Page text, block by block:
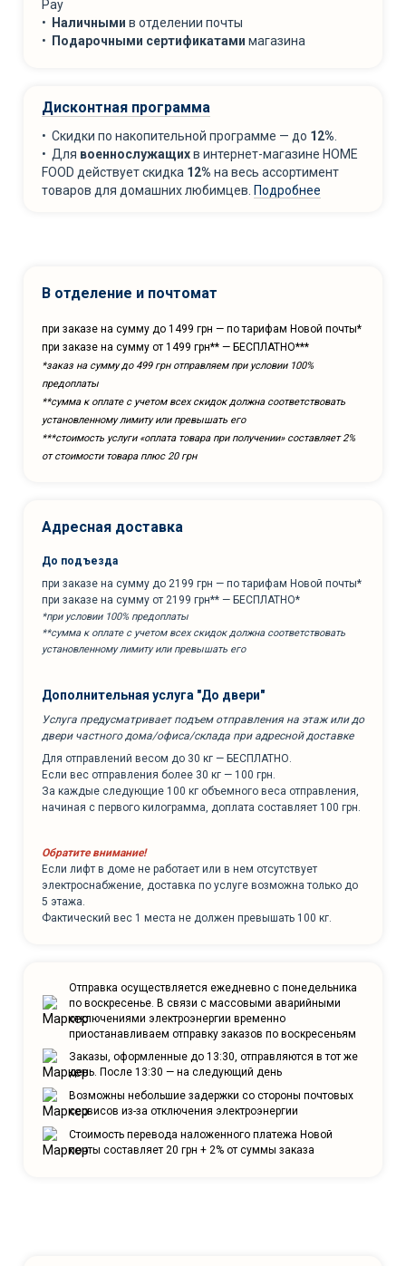
Pay
•
Наличными в отделении почты
•
Подарочными сертификатами магазина
Дисконтная программа
• Скидки по накопительной программе — до 12%.
• Для военнослужащихв интернет-магазине HOME
FOOD действует скидка 12% на весь ассортимент
товаров для домашних любимцев. Подробнее
В отделение и почтомат
при заказе на сумму до 1499 грн — по тарифам Новой почты*
при заказе на сумму от 1499 грн** — БЕСПЛАТНО***
*заказ на сумму до 499 грн отправляем при условии 100%
предоплаты
**сумма к оплате с учетом всех скидок должна соответствовать
установленному лимиту или превышать его
***cтоимость услуги «оплата товара при получении» составляет 2%
от стоимости товара плюс 20 грн
Адресная доставка
До подъезда
при заказе на сумму до 2199 грн — по тарифам Новой почты*
при заказе на сумму от 2199 грн** — БЕСПЛАТНО*
*при условии 100% предоплаты
**сумма к оплате с учетом всех скидок должна соответствовать
установленному лимиту или превышать его
Дополнительная услуга "До двери"
Услуга предусматривает подъем отправления на этаж или до
двери частного дома/офиса/склада при адресной доставке
Для отправлений весом до 30 кг — БЕСПЛАТНО.
Если вес отправления более 30 кг — 100 грн.
За каждые следующие 100 кг объемного веса отправления,
начиная с первого килограмма, доплата составляет 100 грн.
Обратите внимание!
Если лифт в доме не работает или в нем отсутствует
электроснабжение, доставка по услуге возможна только до
5 этажа.
Фактический вес 1 места не должен превышать 100 кг.
Отправка осуществляется ежедневно с понедельника
по воскресенье. В связи с массовыми аварийными
отключениями электроэнергии временно
приостанавливаем отправку заказов по воскресеньям
Заказы, оформленные до 13:30, отправляются в тот же
день. После 13:30 — на следующий день
Возможны небольшие задержки со стороны почтовых
сервисов из-за отключения электроэнергии
Стоимость перевода наложенного платежа Новой
почты составляет 20 грн + 2% от суммы заказа